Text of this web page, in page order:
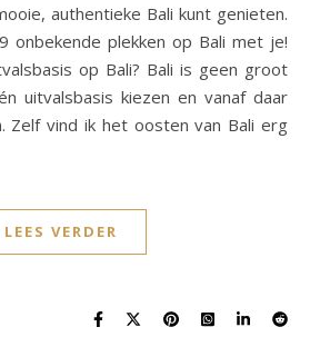
authentieke Bali kunt genieten.
onbekende plekken op Bali met je!
op Bali? Bali is geen groot
uitvalsbasis kiezen en vanaf daar
Zelf vind ik het oosten van Bali erg
LEES VERDER